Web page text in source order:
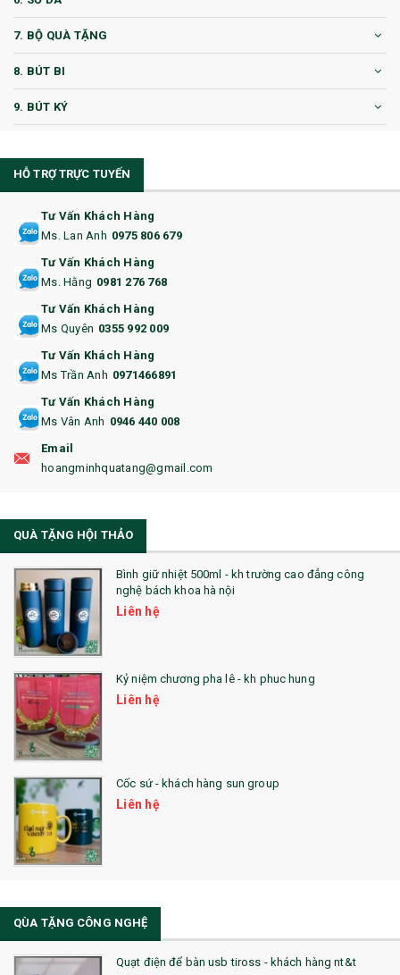
7. BỘ QUÀ TẶNG
8. BÚT BI
9. BÚT KÝ
11. CỐC/BÌNH GIỮ NHIỆT
12. BÌNH NƯỚC
14. HỘP/VÍ ĐỰNG NAMECARD
15. BỘ BẤM MÓNG
16. BAO HỘ CHIẾU
18. ẤM CHÉN QUÀ TẶNG
19. ĐỒNG HỒ TREO TƯỜNG
22. ĐỒNG HỒ ĐỂ BÀN
23. QÙA TẶNG ĐỘC ĐÁO
24. QÙA TẶNG PHA LÊ
25. QUÀ TẶNG GLASSLOCK
26. QUÀ TẶNG LUMINARC
28. BỘ ĐỒ ĂN CAO CẤP
29. MÓC KHOÁ
31. TÚI VẢI KHÔNG DỆT
32. TÚI VẢI BỐ
33. MŨ LƯỠI TRAI
36. QUẠT NHỰA QUẢNG CÁO
QUÀ TẶNG KHUYẾN MẠI
HỖ TRỢ TRỰC TUYẾN
Tư Vấn Khách Hàng
Ms. Lan Anh 0975 806 679
Tư Vấn Khách Hàng
Ms. Hằng 0981 276 768
Tư Vấn Khách Hàng
Ms Quyên 0355 992 009
Tư Vấn Khách Hàng
Ms Trần Anh 0971466891
Tư Vấn Khách Hàng
Ms Vân Anh 0946 440 008
Email
hoangminhquatang@gmail.com
QUÀ TẶNG HỘI THẢO
Bình giữ nhiệt 500ml - kh trường cao đẳng công
nghệ bách khoa hà nội
Liên hệ
Kỷ niệm chương pha lê - kh phuc hung
Liên hệ
Cốc sứ - khách hàng sun group
Liên hệ
QÙA TẶNG CÔNG NGHỆ
Quạt điện để bàn usb tiross - khách hàng nt&t